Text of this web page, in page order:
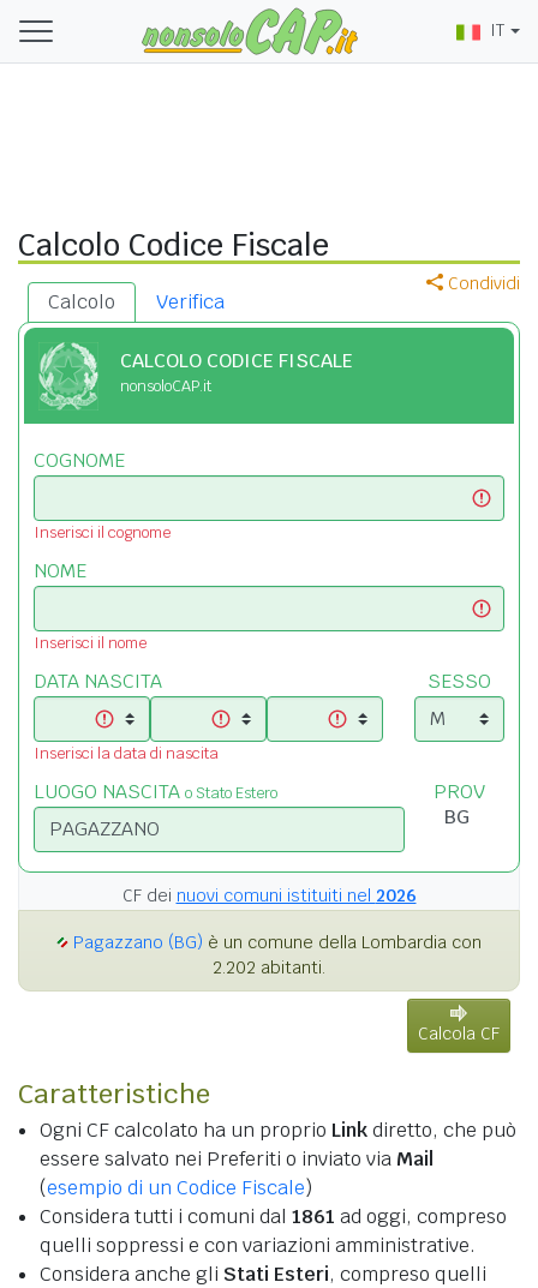
IT
Calcolo Codice Fiscale
Condividi
Calcolo Verifica
CALCOLO CODICE FISCALE
nonsoloCAP.it
COGNOME
Inserisci il cognome
NOME
Inserisci il nome
DATA NASCITA
Inserisci la data di nascita
SESSO
LUOGO NASCITA o Stato Estero PROV
CF dei nuovi comuni istituiti nel 2026
Pagazzano (BG) è un comune della Lombardia con
2.202 abitanti.
Calcola CF
Caratteristiche
Ogni CF calcolato ha un proprio Linkdiretto, che può
essere salvato nei Preferiti o inviato via Mail
(esempio di un Codice Fiscale)
Considera tutti i comuni dal 1861 ad oggi, compreso
quelli soppressi e con variazioni amministrative.
Considera anche gli Stati Esteri, compreso quelli